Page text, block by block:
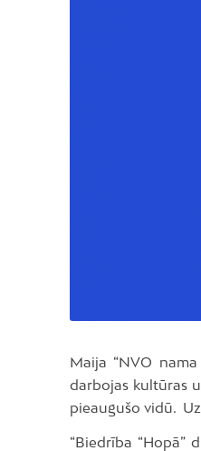
Maija “NVO
darbojas kultūras
pieaugušo vidū.
“Biedrība “Hopā”